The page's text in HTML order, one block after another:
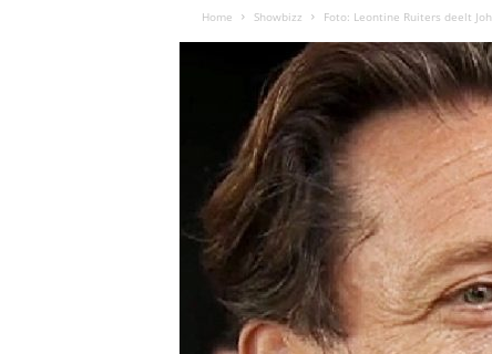
Home Showbizz Foto: Leontine Ruiters deelt